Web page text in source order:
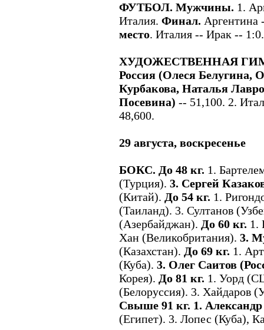
ФУТБОЛ. Мужчины. 1.
Италия. Финал. Аргентина
место. Италия -- Ирак -- 1:0.
ХУДОЖЕСТВЕННАЯ
Россия (Олеся Белугина,
Курбакова, Наталья
Посевина) -- 51,100. 2.
48,600.
29 августа, воскресенье
БОКС. До 48 кг. 1.
(Турция). 3. Сергей
(Китай). До 54 кг. 1.
(Таиланд). 3. Султанов
(Азербайджан). До 60 кг. 1.
Хан (Великобритания). 3.
(Казахстан). До 69 кг. 1.
(Куба). 3. Олег Саитов
Корея). До 81 кг. 1. Уорд
(Белоруссия). 3. Хайдаров
Свыше 91 кг. 1.
(Египет). 3. Лопес (Куба),